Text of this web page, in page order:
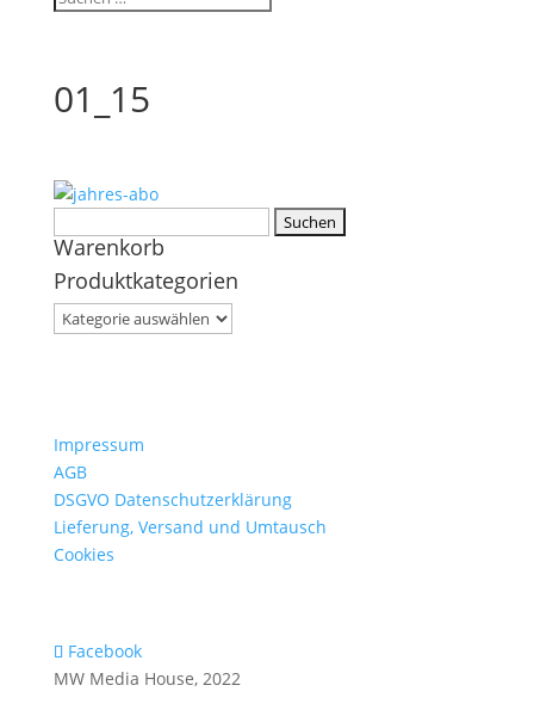
01_15
nach:
Warenkorb
Produktkategorien
Impressum
AGB
DSGVO Datenschutzerklärung
Lieferung, Versand und Umtausch
Cookies
Facebook
MW Media House, 2022